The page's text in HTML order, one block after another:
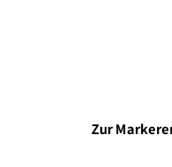
Zur